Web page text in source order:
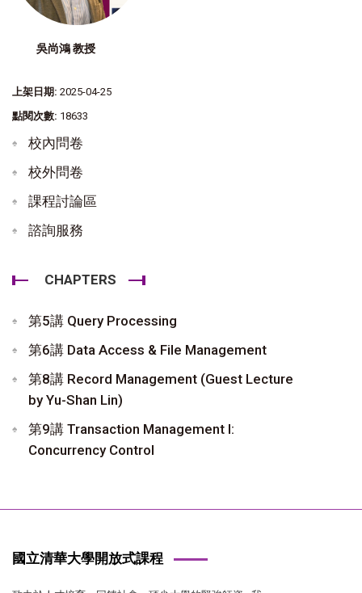
吳尚鴻 教授
上架日期: 2025-04-25
點閱次數: 18633
校內問卷
校外問卷
課程討論區
諮詢服務
CHAPTERS
第5講 Query Processing
第6講 Data Access & File Management
第8講 Record Management (Guest Lecture
by Yu-Shan Lin)
第9講 Transaction Management I:
Concurrency Control
國立清華大學開放式課程